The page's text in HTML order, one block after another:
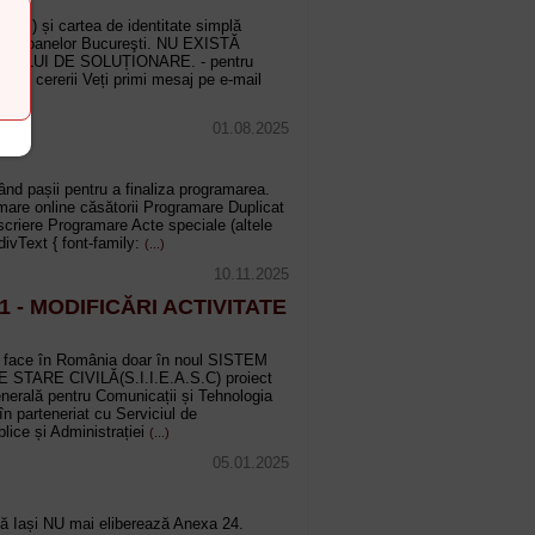
și cartea de identitate simplă
Bucureşti. NU EXISTĂ
DE SOLUȚIONARE. - pentru
cererii Veți primi mesaj pe e-mail
01.08.2025
pașii pentru a finaliza programarea.
online căsătorii Programare Duplicat
Programare Acte speciale (altele
{ font-family: (...)
10.11.2025
- MODIFICĂRI ACTIVITATE
în România doar în noul SISTEM
STARE CIVILĂ(S.I.I.E.A.S.C) proiect
pentru Comunicații și Tehnologia
parteneriat cu Serviciul de
și Administrației (...)
05.01.2025
Iași NU mai eliberează Anexa 24.